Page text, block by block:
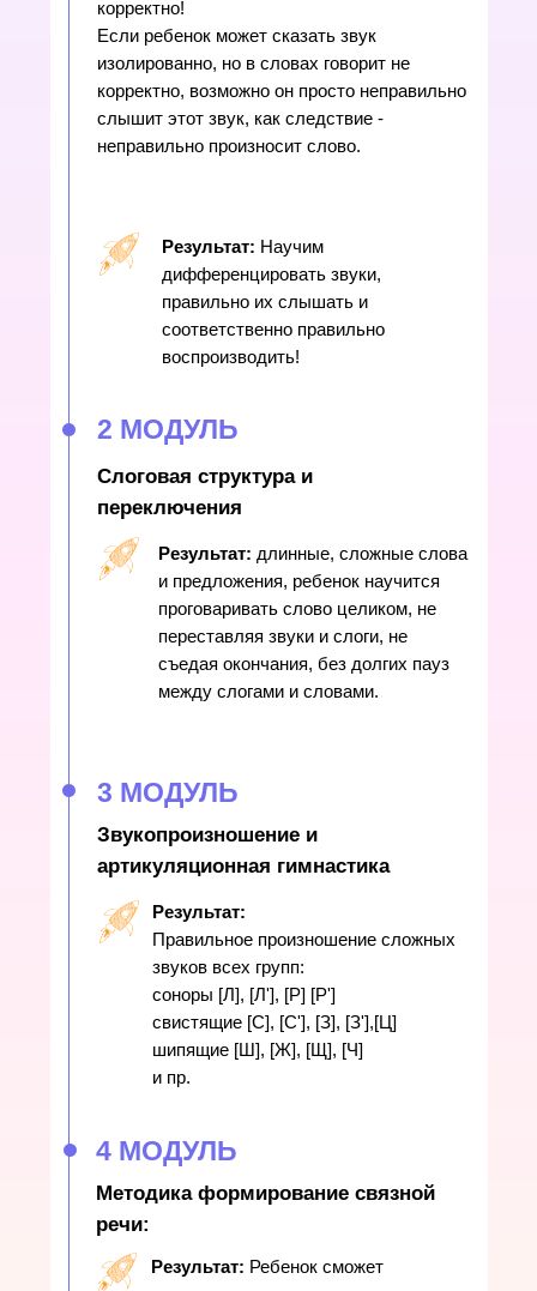
Результат: Научим
дифференцировать звуки,
правильно их слышать и
соответственно правильно
воспроизводить!
корректно!
Если ребенок может сказать звук
изолированно, но в словах говорит не
корректно, возможно он просто неправильно
слышит этот звук, как следствие -
неправильно произносит слово.
2 МОДУЛЬ
Слоговая структура и
переключения
Результат: длинные, сложные слова
и предложения, ребенок научится
проговаривать слово целиком, не
переставляя звуки и слоги, не
съедая окончания, без долгих пауз
между слогами и словами.
3 МОДУЛЬ
Звукопроизношение и
артикуляционная гимнастика
Результат:
Правильное произношение сложных
звуков всех групп:
соноры [Л], [Л'], [Р] [Р']
свистящие [С], [С'], [З], [З'],[Ц]
шипящие [Ш], [Ж], [Щ], [Ч]
и пр.
4 МОДУЛЬ
Методика формирование связной
речи:
Результат: Ребенок сможет